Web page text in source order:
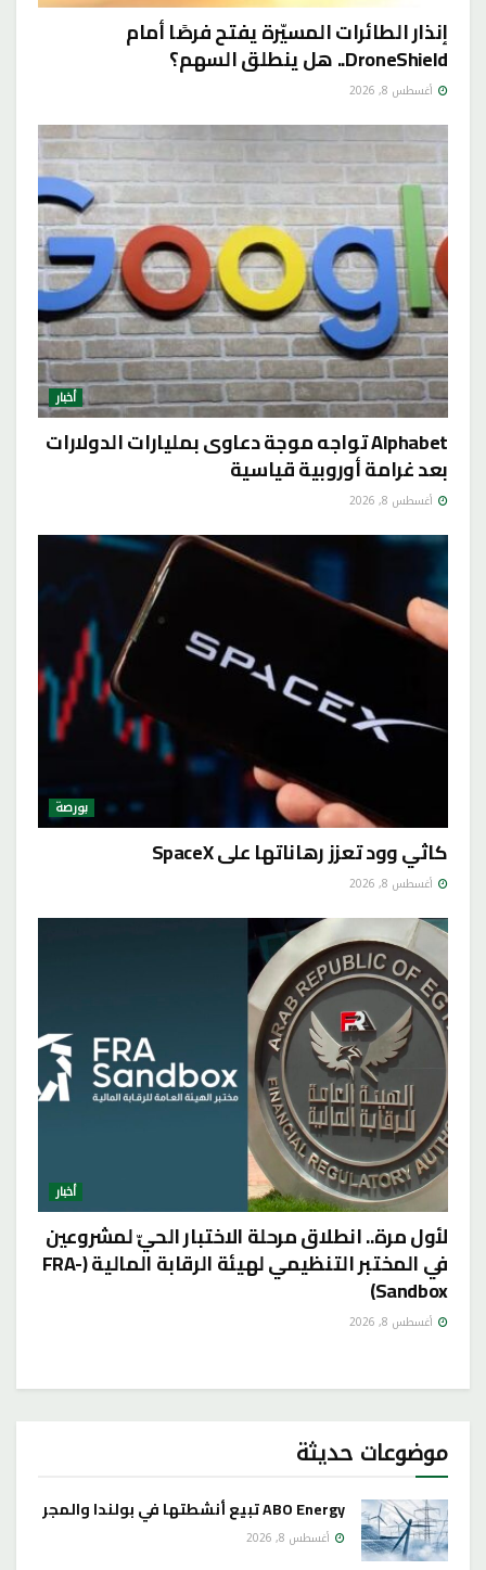
إنذار الطائرات المسيّرة يفتح فرصًا أمام
DroneShield.. هل ينطلق السهم؟
أغسطس 8, 2026
أخبار
Alphabet تواجه موجة دعاوى بمليارات الدولارات
بعد غرامة أوروبية قياسية
أغسطس 8, 2026
بورصة
كاثي وود تعزز رهاناتها على SpaceX
أغسطس 8, 2026
أخبار
لأول مرة.. انطلاق مرحلة الاختبار الحيّ لمشروعين
في المختبر التنظيمي لهيئة الرقابة المالية (FRA-
Sandbox)
أغسطس 8, 2026
موضوعات حديثة
ABO Energy تبيع أنشطتها في بولندا والمجر
أغسطس 8, 2026